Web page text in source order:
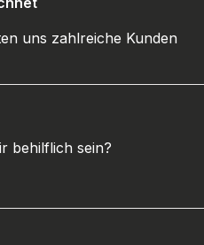
uns zahlreiche Kunden
behilflich sein?